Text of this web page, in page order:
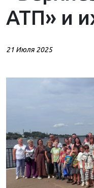
АТП» и
21 Июля 2025